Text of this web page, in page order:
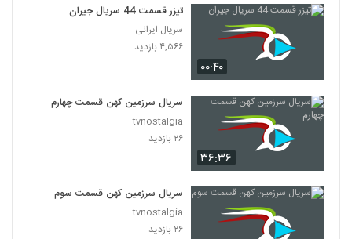
۰۰:۴۰
تیزر قسمت 44 سریال جیران
سریال ایرانی
۴,۵۶۶ بازدید
۳۶:۳۶
سریال سرزمین کهن قسمت چهارم
tvnostalgia
۲۶ بازدید
سریال سرزمین کهن قسمت سوم
tvnostalgia
۲۶ بازدید